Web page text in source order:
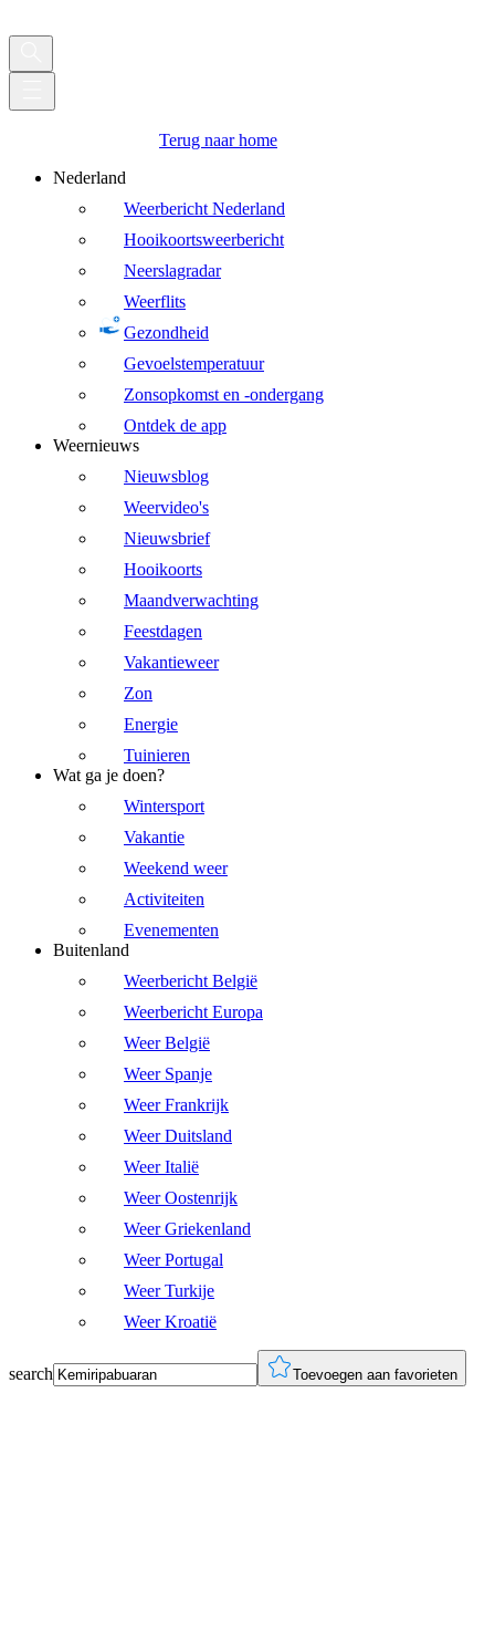
Terug naar home
Nederland
Weerbericht Nederland
Hooikoortsweerbericht
Neerslagradar
Weerflits
Gezondheid
Gevoelstemperatuur
Zonsopkomst en -ondergang
Ontdek de app
Weernieuws
Nieuwsblog
Weervideo's
Nieuwsbrief
Hooikoorts
Maandverwachting
Feestdagen
Vakantieweer
Zon
Energie
Tuinieren
Wat ga je doen?
Wintersport
Vakantie
Weekend weer
Activiteiten
Evenementen
Buitenland
Weerbericht België
Weerbericht Europa
Weer België
Weer Spanje
Weer Frankrijk
Weer Duitsland
Weer Italië
Weer Oostenrijk
Weer Griekenland
Weer Portugal
Weer Turkije
Weer Kroatië
search Toevoegen aan favorieten